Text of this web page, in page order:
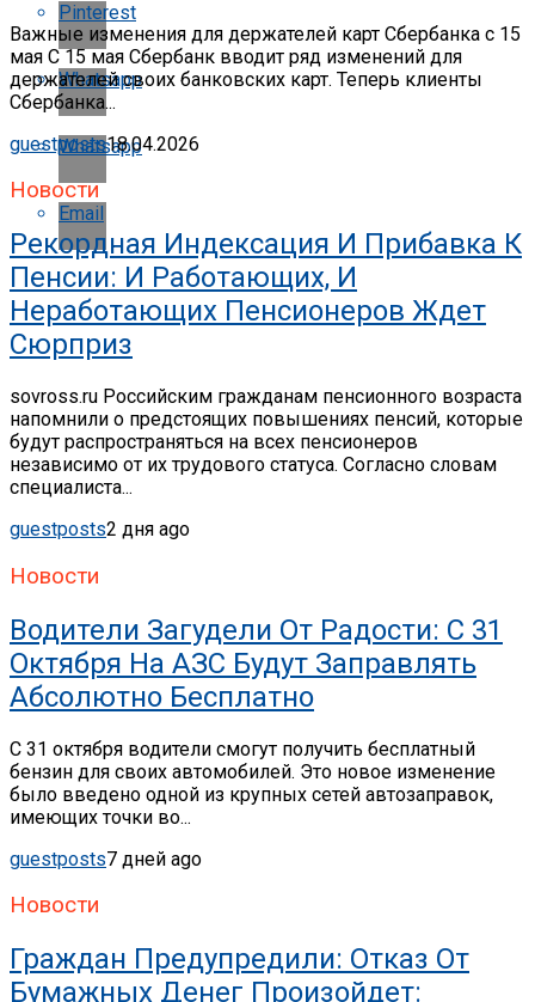
Pinterest
Whatsapp
Whatsapp
Email
Важные изменения для держателей карт Сбербанка с 15
мая С 15 мая Сбербанк вводит ряд изменений для
держателей своих банковских карт. Теперь клиенты
Сбербанка...
guestposts18.04.2026
Новости
Рекордная Индексация И Прибавка К
Пенсии: И Работающих, И
Неработающих Пенсионеров Ждет
Сюрприз
sovross.ru Российским гражданам пенсионного возраста
напомнили о предстоящих повышениях пенсий, которые
будут распространяться на всех пенсионеров
независимо от их трудового статуса. Согласно словам
специалиста...
guestposts2 дня ago
Новости
Водители Загудели От Радости: С 31
Октября На АЗС Будут Заправлять
Абсолютно Бесплатно
С 31 октября водители смогут получить бесплатный
бензин для своих автомобилей. Это новое изменение
было введено одной из крупных сетей автозаправок,
имеющих точки во...
guestposts7 дней ago
Новости
Граждан Предупредили: Отказ От
Бумажных Денег Произойдет: